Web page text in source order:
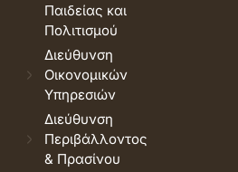
Παιδείας και
Πολιτισμού
Διεύθυνση
Οικονομικών
Υπηρεσιών
Διεύθυνση
Περιβάλλοντος
& Πρασίνου